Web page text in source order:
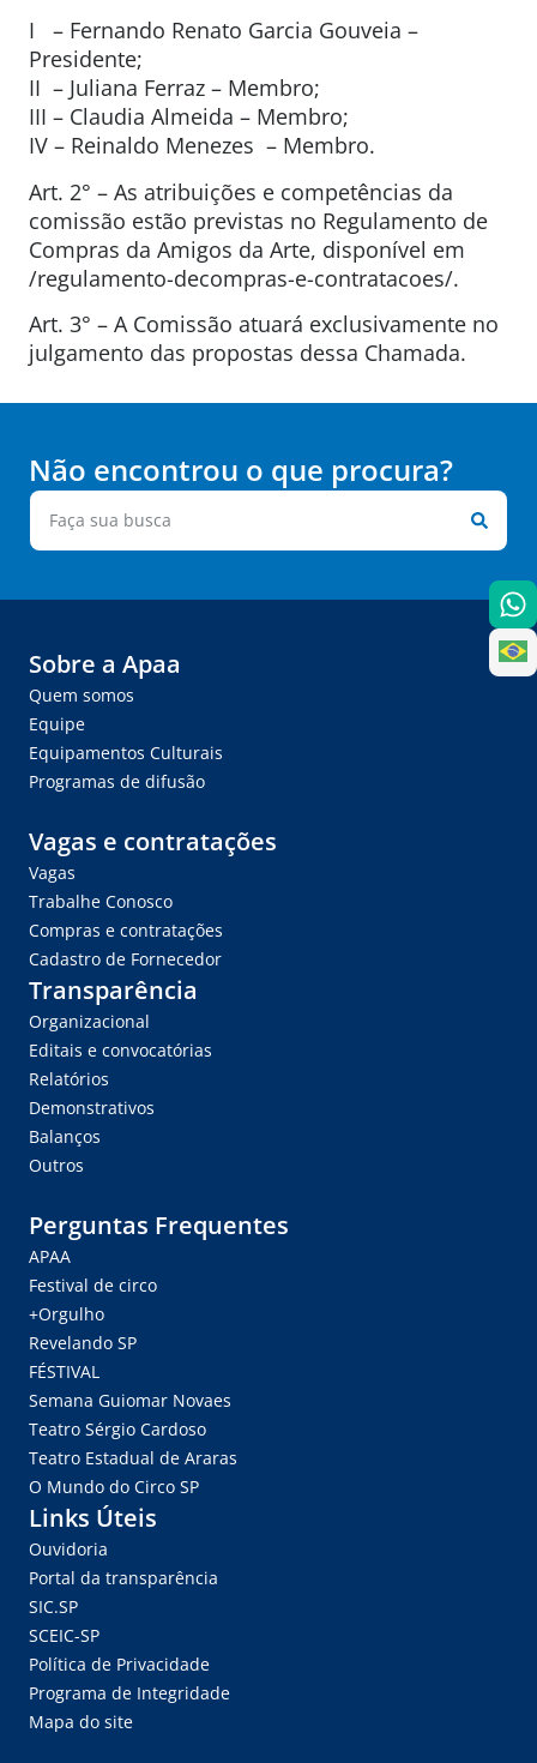
I – Fernando Renato Garcia Gouveia –
Presidente;
II – Juliana Ferraz – Membro;
III – Claudia Almeida – Membro;
IV – Reinaldo Menezes – Membro.
Art. 2° – As atribuições e competências da
comissão estão previstas no Regulamento de
Compras da Amigos da Arte, disponível em
/regulamento-decompras-e-contratacoes/.
Art. 3° – A Comissão atuará exclusivamente no
julgamento das propostas dessa Chamada.
Não encontrou o que procura?
Sobre a Apaa
Quem somos
Equipe
Equipamentos Culturais
Programas de difusão
Vagas e contratações
Vagas
Trabalhe Conosco
Compras e contratações
Cadastro de Fornecedor
Transparência
Organizacional
Editais e convocatórias
Relatórios
Demonstrativos
Balanços
Outros
Perguntas Frequentes
APAA
Festival de circo
+Orgulho
Revelando SP
FÉSTIVAL
Semana Guiomar Novaes
Teatro Sérgio Cardoso
Teatro Estadual de Araras
O Mundo do Circo SP
Links Úteis
Ouvidoria
Portal da transparência
SIC.SP
SCEIC-SP
Política de Privacidade
Programa de Integridade
Mapa do site